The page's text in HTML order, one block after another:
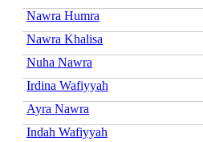
Nawra Humra
Nawra Khalisa
Nuha Nawra
Irdina Wafiyyah
Ayra Nawra
Indah Wafiyyah